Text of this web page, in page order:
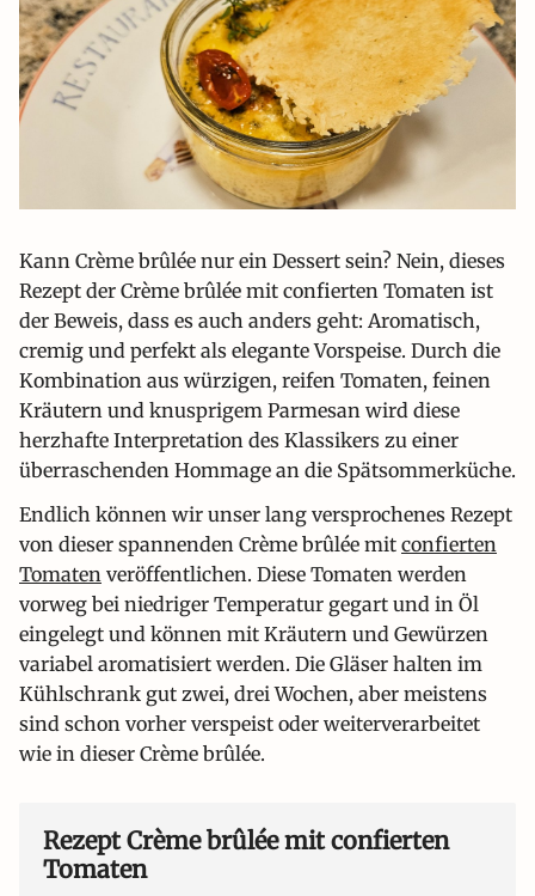
Kann Crème brûlée nur ein Dessert sein? Nein, dieses
Rezept der Crème brûlée mit confierten Tomaten ist
der Beweis, dass es auch anders geht: Aromatisch,
cremig und perfekt als elegante Vorspeise. Durch die
Kombination aus würzigen, reifen Tomaten, feinen
Kräutern und knusprigem Parmesan wird diese
herzhafte Interpretation des Klassikers zu einer
überraschenden Hommage an die Spätsommerküche.
Endlich können wir unser lang versprochenes Rezept
von dieser spannenden Crème brûlée mit confierten
Tomaten veröffentlichen. Diese Tomaten werden
vorweg bei niedriger Temperatur gegart und in Öl
eingelegt und können mit Kräutern und Gewürzen
variabel aromatisiert werden. Die Gläser halten im
Kühlschrank gut zwei, drei Wochen, aber meistens
sind schon vorher verspeist oder weiterverarbeitet
wie in dieser Crème brûlée.
Rezept Crème brûlée mit confierten
Tomaten